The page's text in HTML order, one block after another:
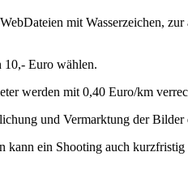
mit Wasserzeichen, zur
Euro wählen.
werden mit 0,40 Euro/km
und Vermarktung der Bilder
ein Shooting auch